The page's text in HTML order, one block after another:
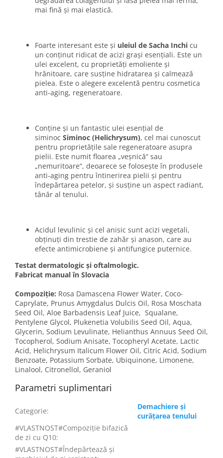
mai fină și mai elastică.
Foarte interesant este și uleiul de Sacha Inchi cu
un conținut ridicat de acizi grași esențiali. Este un
ulei excelent, cu proprietăți emoliente și
hrănitoare, care susține hidratarea și calmează
pielea. Este o alegere excelentă pentru cosmetica
anti-aging, regeneratoare.
Conține și un fantastic ulei esențial de
siminoc Siminoc (Helichrysum), cel mai cunoscut
pentru proprietățile sale regeneratoare asupra
pielii. Este numit floarea „veșnică“ sau
„nemuritoare“, deoarece se folosește în produsele
anti-aging pentru întinerirea pielii și pentru
îndepărtarea petelor, și susține un aspect radiant,
tânăr al tenului.
Acidul levulinic și cel anisic sunt acizi vegetali,
obținuți din trestie de zahăr și anason, care au
efecte antimicrobiene și antifungice puternice.
Testat dermatologic și oftalmologic.
Fabricat manual în Slovacia
Compoziție: Rosa Damascena Flower Water, Coco-
Caprylate, Prunus Amygdalus Dulcis Oil, Rosa Moschata
Seed Oil, Aloe Barbadensis Leaf Juice, Squalane,
Pentylene Glycol, Plukenetia Volubilis Seed Oil, Aqua,
Glycerin, Sodium Levulinate, Helianthus Annuus Seed Oil,
Tocopherol, Sodium Anisate, Tocopheryl Acetate, Lactic
Acid, Helichrysum Italicum Flower Oil, Citric Acid, Sodium
Benzoate, Potassium Sorbate, Ubiquinone, Limonene,
Linalool, Citronellol, Geraniol
Parametri suplimentari
Categorie:
Demachiere și
curățarea tenului
#VLASTNOST#Compoziție bifazică
de zi cu Q10:
#VLASTNOST#Îndepărtează și